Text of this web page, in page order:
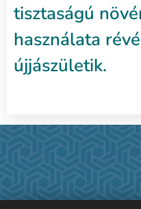
tisztaságú
használata
újjászületik.